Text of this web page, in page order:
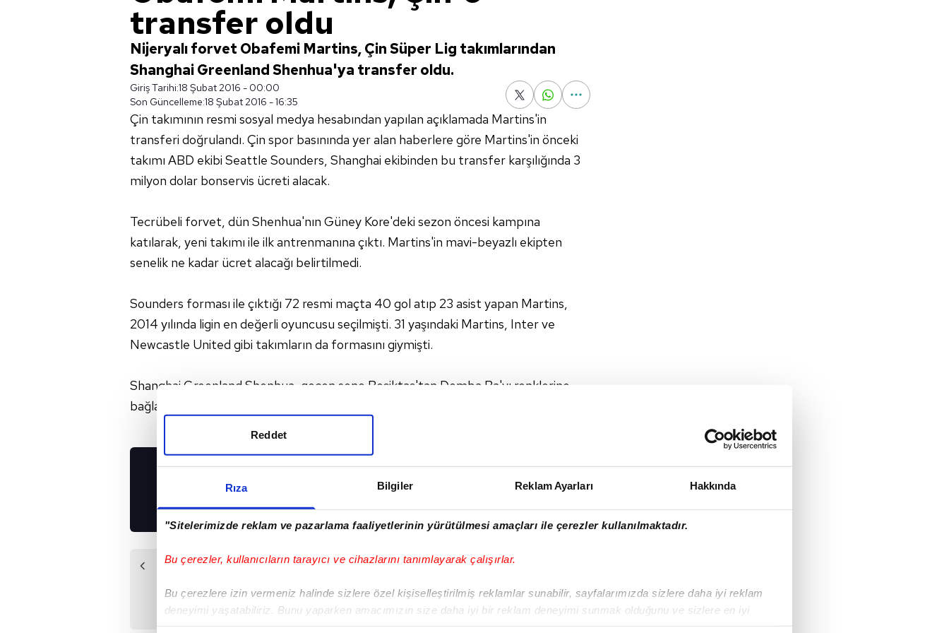
Rıza Bilgiler Reklam Ayarları Hakkında
"Sitelerimizde reklam ve pazarlama faaliyetlerinin yürütülmesi amaçları ile çerezler kullanılmaktadır.
Bu çerezler, kullanıcıların tarayıcı ve cihazlarını tanımlayarak çalışırlar.
Bu çerezlere izin vermeniz halinde sizlere özel kişiselleştirilmiş reklamlar sunabilir, sayfalarımızda sizlere daha iyi reklam
deneyimi yaşatabiliriz. Bunu yaparken amacımızın size daha iyi bir reklam deneyimi sunmak olduğunu ve sizlere en iyi
Reddet
transfer oldu
Nijeryalı forvet Obafemi Martins, Çin Süper Lig takımlarından
Shanghai Greenland Shenhua'ya transfer oldu.
Giriş Tarihi:18 Şubat 2016 - 00:00
Son Güncelleme:18 Şubat 2016 - 16:35
Çin takımının resmi sosyal medya hesabından yapılan açıklamada Martins'in
transferi doğrulandı. Çin spor basınında yer alan haberlere göre Martins'in önceki
takımı ABD ekibi Seattle Sounders, Shanghai ekibinden bu transfer karşılığında 3
milyon dolar bonservis ücreti alacak.
Tecrübeli forvet, dün Shenhua'nın Güney Kore'deki sezon öncesi kampına
katılarak, yeni takımı ile ilk antrenmanına çıktı. Martins'in mavi-beyazlı ekipten
senelik ne kadar ücret alacağı belirtilmedi.
Sounders forması ile çıktığı 72 resmi maçta 40 gol atıp 23 asist yapan Martins,
2014 yılında ligin en değerli oyuncusu seçilmişti. 31 yaşındaki Martins, Inter ve
Newcastle United gibi takımların da formasını giymişti.
Shanghai Greenland Shenhua, geçen sene Beşiktaş'tan Demba Ba'yı renklerine
bağlamıştı.
UYGULAMALARIMIZI
İNDİRİN!
Önceki Haber
Valbuena yasağı
kalkıyor
Sonraki Haber
Ibrahimovic'ten ayrılık
sinyali